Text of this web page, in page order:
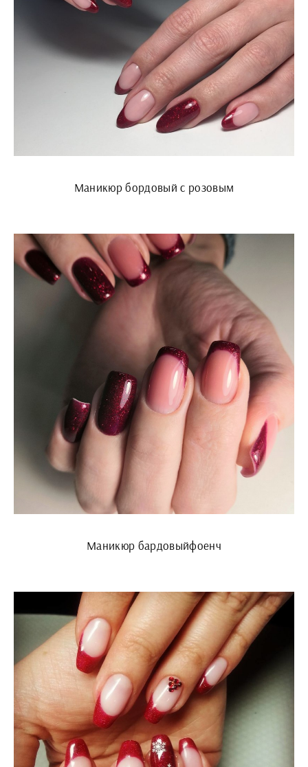
Маникюр бордовый с розовым
Маникюр бардовыйфоенч